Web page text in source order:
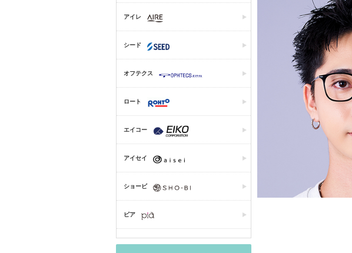
アイレ
シード
オフテクス
ロート
エイコー
アイセイ
ショービ
ピア